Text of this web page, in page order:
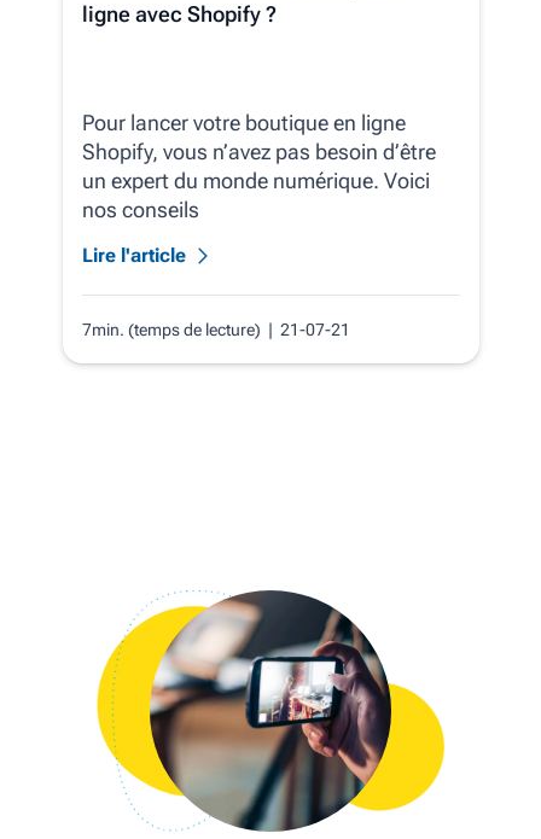
ligne avec Shopify ?
Pour lancer votre boutique en ligne
Shopify, vous n’avez pas besoin d’être
un expert du monde numérique. Voici
nos conseils
Lire l'article
7min. (temps de lecture) | 21-07-21